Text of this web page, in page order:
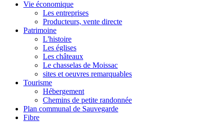
Vie économique
Les entreprises
Producteurs, vente directe
Patrimoine
L'histoire
Les églises
Les châteaux
Le chasselas de Moissac
sites et oeuvres remarquables
Tourisme
Hébergement
Chemins de petite randonnée
Plan communal de Sauvegarde
Fibre